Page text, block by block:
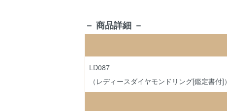
－ 商品詳細 －
LD087
（レディースダイヤモンドリング[鑑定書付]）